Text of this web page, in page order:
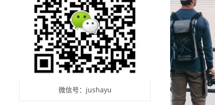
微信号：jushayu